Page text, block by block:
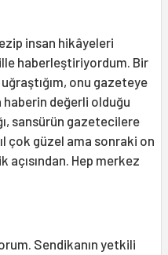
insan hikâyeleri
haberleştiriyordum. Bir
onu gazeteye
haberin değerli olduğu
sansürün gazetecilere
çok güzel ama sonraki on
açısından. Hep merkez
Sendikanın yetkili